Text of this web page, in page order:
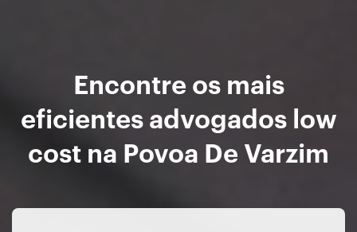
Encontre os mais
eficientes advogados low
cost na Povoa De Varzim